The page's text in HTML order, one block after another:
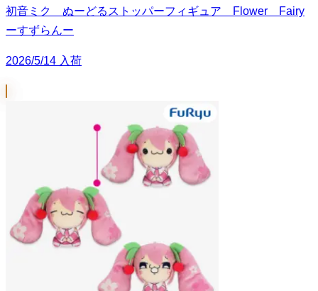
初音ミク ぬーどるストッパーフィギュア Flower Fairy
ーすずらんー
2026/5/14 入荷